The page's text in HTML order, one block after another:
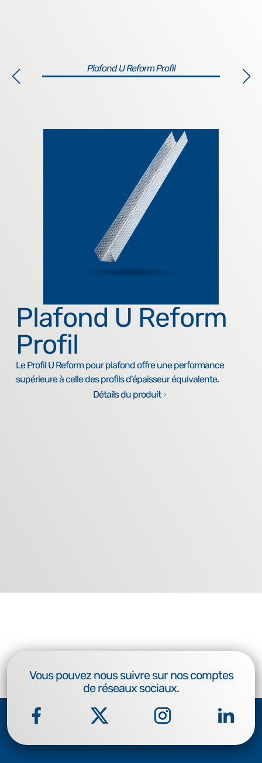
Plafond U Reform Profil
Plafond U Reform
Profil
Le Profil U Reform pour plafond offre une performance
supérieure à celle des profils d'épaisseur équivalente.
Détails du produit
Vous pouvez nous suivre sur nos comptes
de réseaux sociaux.